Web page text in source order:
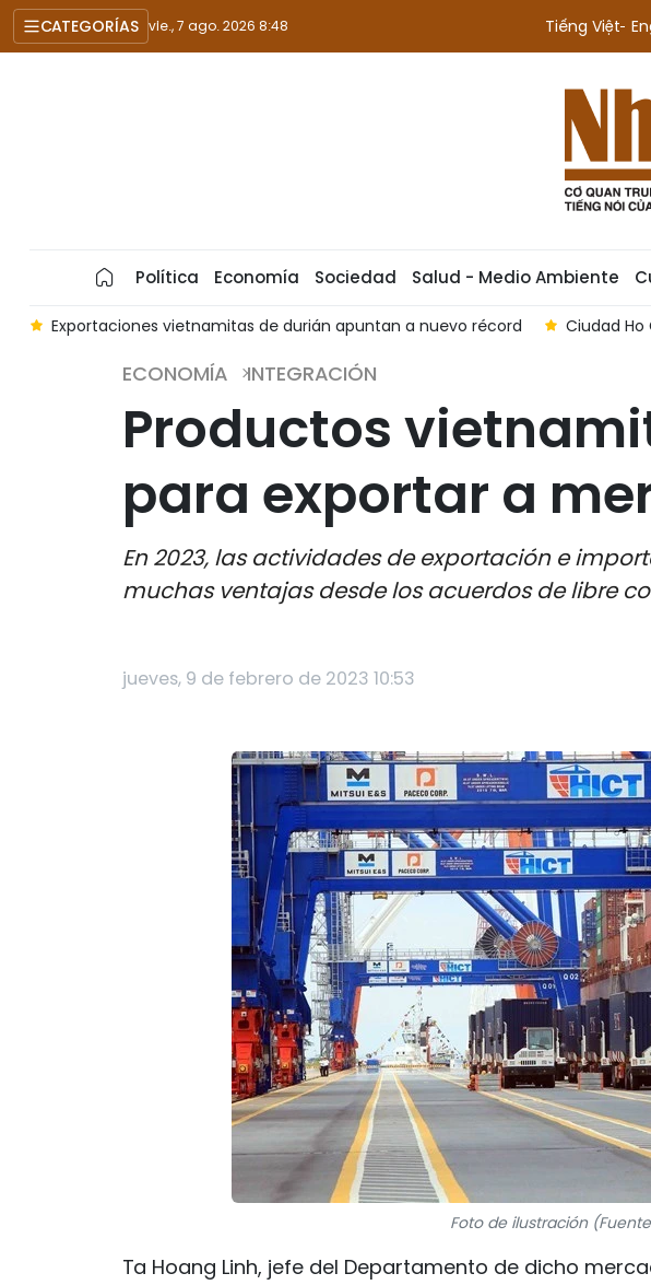
CATEGORÍAS vie., 7 ago. 2026 8:48 Tiếng Việt
Política Economía Sociedad Salud - Medio Ambiente
Exportaciones vietnamitas de durián apuntan a nuevo récord Ciudad
ECONOMÍA INTEGRACIÓN
Productos
para exportar a
En 2023, las actividades de exportación e
muchas ventajas desde los acuerdos de libre
jueves, 9 de febrero de 2023 10:53
Foto de ilustración
Ta Hoang Linh, jefe del Departamento de dicho